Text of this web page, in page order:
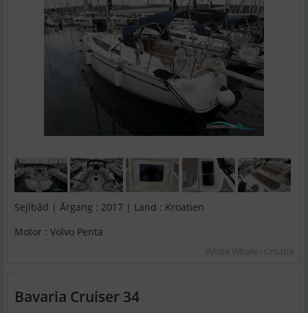
Sejlbåd | Årgang : 2017 | Land : Kroatien
Motor : Volvo Penta
White Whale - Croatia
Bavaria Cruiser 34